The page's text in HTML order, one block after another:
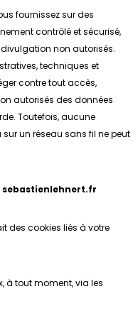
fournissez sur des
contrôlé et sécurisé,
non autorisés.
techniques et
contre tout accès,
autorisés des données
Toutefois, aucune
un réseau sans fil ne peut
sebastienlehnert.fr
des cookies liés à votre
à tout moment, via les